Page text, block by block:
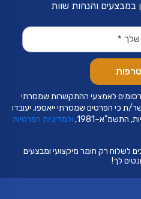
בעמוד
והנחות שוות
לאמצעי ההתקשרות שמסרתי
ת כי הפרטים שמסרתי ייאספו, יעובדו
התשמ"א–1981,
ולמדיניות הפרטיות
לשלוח רק חומר מיקצועי ומבצעים
לך!